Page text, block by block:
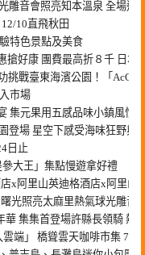
雕音會照亮知本溫泉 全場遊
10直飛秋田
特色景點及美食
搶好康 團費最高折８千 日本
挑戰臺東海濱公園！「
市場
集元果用五感品味小鎮風情
登場 星空下感受海味狂野與
日止
大王」集點慢遊拿好禮
x阿里山英迪格酒店x阿里山
光照亮太麻里熱氣球光雕音
集集首登場許縣長領騎 熱
端」 橋聳雲天咖啡市集 7月